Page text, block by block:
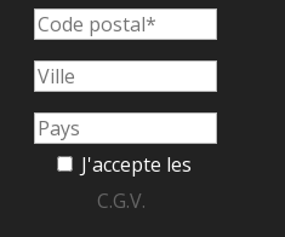
J'accepte les
C.G.V.